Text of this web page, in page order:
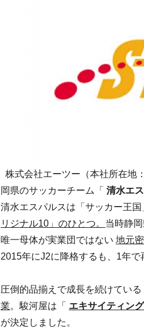
株式会社エーツー（本社所在地
岡県のサッカーチーム「 清水エ
清水エスパルスは「サッカー王
リジナル10」のひとつ。 当時静
唯一母体が実業団ではない 地元
2015年にJ2に降格するも、1年で
圧倒的品揃えで成長を続けてい
業。駿河屋は「 エキサイティン
が決定しました。